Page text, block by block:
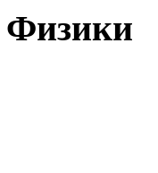
Физики